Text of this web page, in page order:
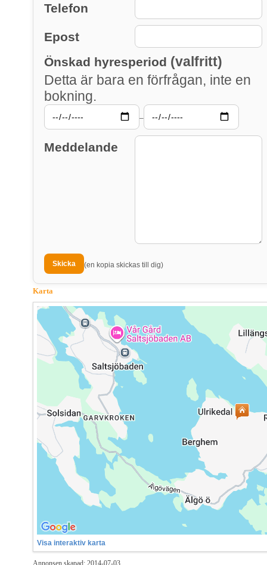
Telefon
Epost
Önskad hyresperiod (valfritt)
Detta är bara en förfrågan, inte en
bokning.
–
Meddelande
(en kopia skickas till dig)
Karta
Visa interaktiv karta
Annonsen skapad: 2014-07-03